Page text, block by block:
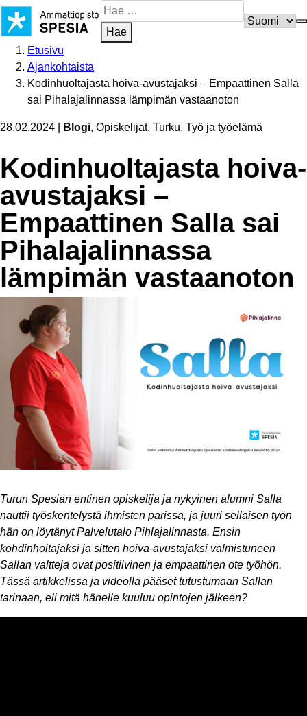
Siirry
sisältöön
Hae
sivustosta
Hae
Etusivu
Ajankohtaista
Kodinhuoltajasta hoiva-avustajaksi – Empaattinen Salla
sai Pihalajalinnassa lämpimän vastaanoton
28.02.2024 Blogi, Opiskelijat, Turku, Työ ja työelämä
Kodin­huol­ta­jasta hoiva-
avustajaksi –
Empaattinen Salla sai
Pihala­ja­lin­nassa
lämpimän vastaanoton
Turun Spesian entinen opiskelija ja nykyinen alumni Salla
nauttii työskentelystä ihmisten parissa, ja juuri sellaisen työn
hän on löytänyt Palvelutalo Pihlajalinnasta. Ensin
kohdinhoitajaksi ja sitten hoiva-avustajaksi valmistuneen
Sallan valtteja ovat positiivinen ja empaattinen ote työhön.
Tässä artikkelissa ja videolla pääset tutustumaan Sallan
tarinaan, eli mitä hänelle kuuluu opintojen jälkeen?